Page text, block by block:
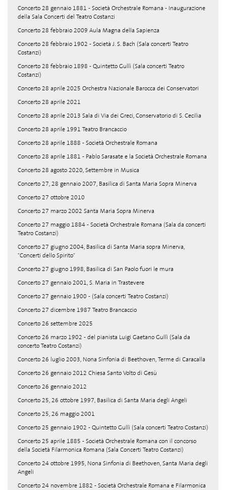
Concerto 28 gennaio 1881 - Società Orchestrale Romana - Inaugurazione
della Sala Concerti del Teatro Costanzi
Concerto 28 febbraio 2009 Aula Magna della Sapienza
Concerto 28 febbraio 1902 - Società J. S. Bach (Sala concerti Teatro
Costanzi)
Concerto 28 febbraio 1898 - Quintetto Gullì (Sala concerti Teatro
Costanzi)
Concerto 28 aprile 2025 Orchestra Nazionale Barocca dei Conservatori
Concerto 28 aprile 2021
Concerto 28 aprile 2013 Sala di Via dei Greci, Conservatorio di S. Cecilia
Concerto 28 aprile 1991 Teatro Brancaccio
Concerto 28 aprile 1888 - Società Orchestrale Romana
Concerto 28 aprile 1881 - Pablo Sarasate e la Società Orchestrale Romana
Concerto 28 agosto 2020, Settembre in Musica
Concerto 27, 28 gennaio 2007, Basilica di Santa Maria Sopra Minerva
Concerto 27 ottobre 2010
Concerto 27 marzo 2002 Santa Maria Sopra Minerva
Concerto 27 maggio 1884 - Società Orchestrale Romana (Sala da concerti
Teatro Costanzi)
Concerto 27 giugno 2004, Basilica di Santa Maria sopra Minerva,
"Concerti dello Spirito"
Concerto 27 giugno 1998, Basilica di San Paolo fuori le mura
Concerto 27 gennaio 2001, S. Maria in Trastevere
Concerto 27 gennaio 1900 - (Sala concerti Teatro Costanzi)
Concerto 27 dicembre 1987 Teatro Brancaccio
Concerto 26 settembre 2025
Concerto 26 marzo 1902 - del pianista Luigi Gaetano Gullì (Sala da
concerto Teatro Costanzi)
Concerto 26 luglio 2003, Nona Sinfonia di Beethoven, Terme di Caracalla
Concerto 26 gennaio 2012 Chiesa Santo Volto di Gesù
Concerto 26 gennaio 2012
Concerto 25, 26 ottobre 1997, Basilica di Santa Maria degli Angeli
Concerto 25, 26 maggio 2001
Concerto 25 gennaio 1902 - Quintetto Gullì (Sala concerti Teatro Costanzi)
Concerto 25 aprile 1885 - Società Orchestrale Romana con il concorso
della Società Filarmonica Romana (Sala Concerti Teatro Costanzi)
Concerto 24 ottobre 1995, Nona Sinfonia di Beethoven, Santa Maria degli
Angeli
Concerto 24 novembre 1882 - Società Orchestrale Romana e Filarmonica